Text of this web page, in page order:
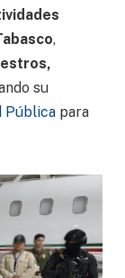
,
su
Pública para